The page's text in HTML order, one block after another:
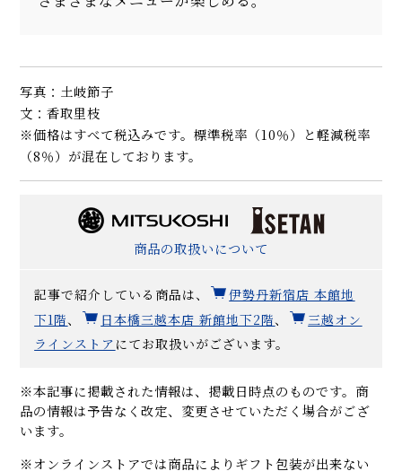
写真：土岐節子
文：香取里枝
※価格はすべて税込みです。標準税率（10％）と軽減税率
（8％）が混在しております。
商品の取扱いについて
記事で紹介している商品は、
伊勢丹新宿店 本館地
下1階、 日本橋三越本店 新館地下2階、
三越オン
ラインストア にてお取扱いがございます。
※本記事に掲載された情報は、掲載日時点のものです。商
品の情報は予告なく改定、変更させていただく場合がござ
います。
※オンラインストアでは商品によりギフト包装が出来ない